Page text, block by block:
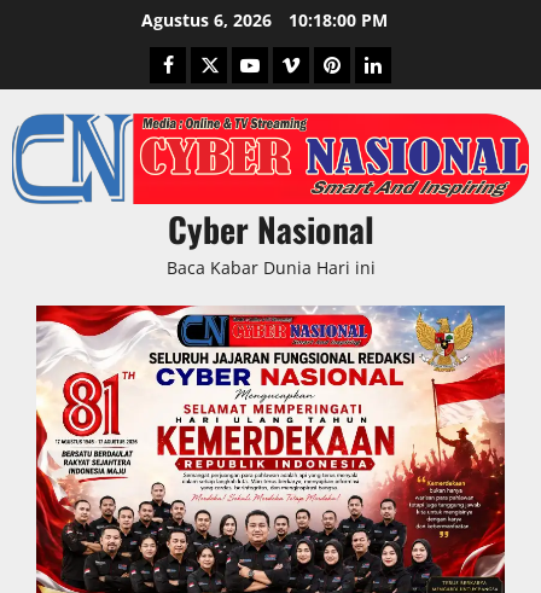
Agustus 6, 2026 10:18:01 PM
Facebook
TwitterYoutubeVimeoPinterestLinkedIn
Cyber Nasional
Baca Kabar Dunia Hari ini